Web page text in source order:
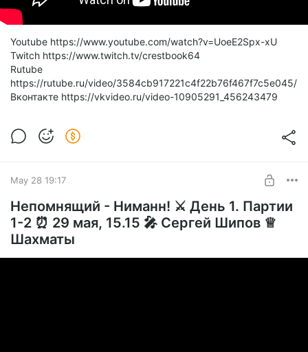
Youtube https://www.youtube.com/watch?v=UoeE2Spx-xU
Twitch https://www.twitch.tv/crestbook64
Rutube
https://rutube.ru/video/3584cb917221c4f22b76f467f7c5e045/
Вконтакте https://vkvideo.ru/video-10905291_456243479
May 28 19:17
Непомнящий - Ниманн! ⚔️ День 1. Партии
1-2 ⏰ 29 мая, 15.15 🎤 Сергей Шипов ♕
Шахматы